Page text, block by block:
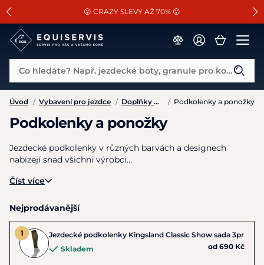
SLEVA 13% na vše od Cassini!
😮 CRAZY SLEVY AŽ 70% 😮
📐Pasování a doplňky k vybraným sedlům ZDARMA 🐴
Co hledáte? Např. jezdecké boty, granule pro koně...
Úvod / Vybavení pro jezdce / Doplňky k oblečení / Podkolenky a ponožky
Podkolenky a ponožky
Jezdecké podkolenky v různých barvách a designech
nabízejí snad všichni výrobci…
Číst více
Nejprodávanější
Jezdecké podkolenky Kingsland Classic Show sada 3pr
Skladem
od 690 Kč